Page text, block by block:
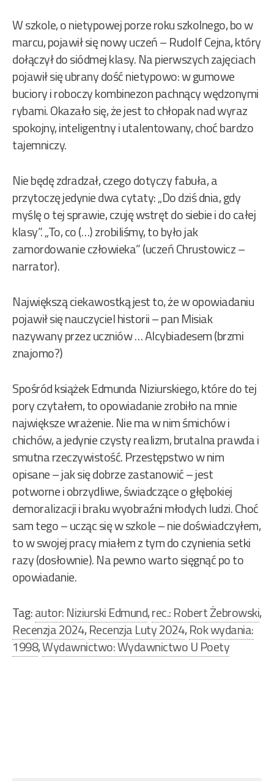
W szkole, o nietypowej porze roku szkolnego, bo w
marcu, pojawił się nowy uczeń – Rudolf Cejna, który
dołączył do siódmej klasy. Na pierwszych zajęciach
pojawił się ubrany dość nietypowo: w gumowe
buciory i roboczy kombinezon pachnący wędzonymi
rybami. Okazało się, że jest to chłopak nad wyraz
spokojny, inteligentny i utalentowany, choć bardzo
tajemniczy.
Nie będę zdradzał, czego dotyczy fabuła, a
przytoczę jedynie dwa cytaty: „Do dziś dnia, gdy
myślę o tej sprawie, czuję wstręt do siebie i do całej
klasy”. „To, co (…) zrobiliśmy, to było jak
zamordowanie człowieka” (uczeń Chrustowicz –
narrator).
Największą ciekawostką jest to, że w opowiadaniu
pojawił się nauczyciel historii – pan Misiak
nazywany przez uczniów … Alcybiadesem (brzmi
znajomo?)
Spośród książek Edmunda Niziurskiego, które do tej
pory czytałem, to opowiadanie zrobiło na mnie
największe wrażenie. Nie ma w nim śmichów i
chichów, a jedynie czysty realizm, brutalna prawda i
smutna rzeczywistość. Przestępstwo w nim
opisane – jak się dobrze zastanowić – jest
potworne i obrzydliwe, świadczące o głębokiej
demoralizacji i braku wyobraźni młodych ludzi. Choć
sam tego – ucząc się w szkole – nie doświadczyłem,
to w swojej pracy miałem z tym do czynienia setki
razy (dosłownie). Na pewno warto sięgnąć po to
opowiadanie.
Tag:autor: Niziurski Edmund,rec.: Robert Żebrowski,
Recenzja 2024,Recenzja Luty 2024,Rok wydania:
1998,Wydawnictwo: Wydawnictwo U Poety